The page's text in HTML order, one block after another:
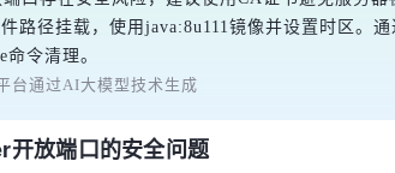
路径挂载，使用java:8u111镜像并设置时区。
台通过AI大模型技术生成
开放端口的安全问题